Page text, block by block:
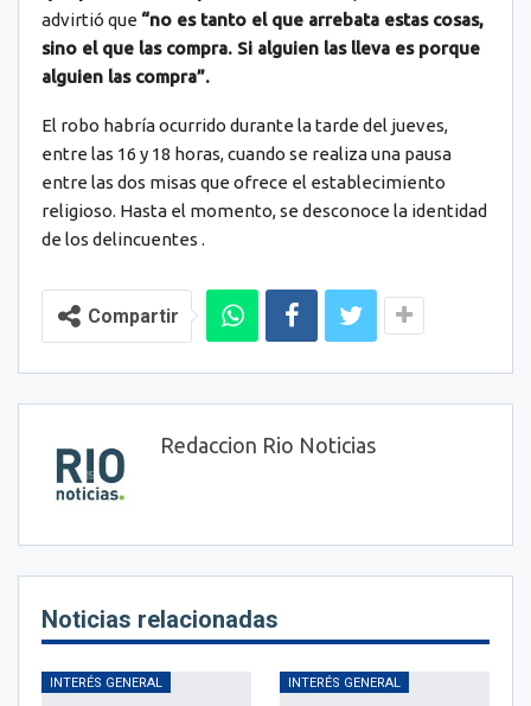
advirtió que “no es tanto el que arrebata estas cosas,
sino el que las compra. Si alguien las lleva es porque
alguien las compra”.
El robo habría ocurrido durante la tarde del jueves,
entre las 16 y 18 horas, cuando se realiza una pausa
entre las dos misas que ofrece el establecimiento
religioso. Hasta el momento, se desconoce la identidad
de los delincuentes .
Compartir
Redaccion Rio Noticias
Noticias relacionadas
INTERÉS GENERAL INTERÉS GENERAL